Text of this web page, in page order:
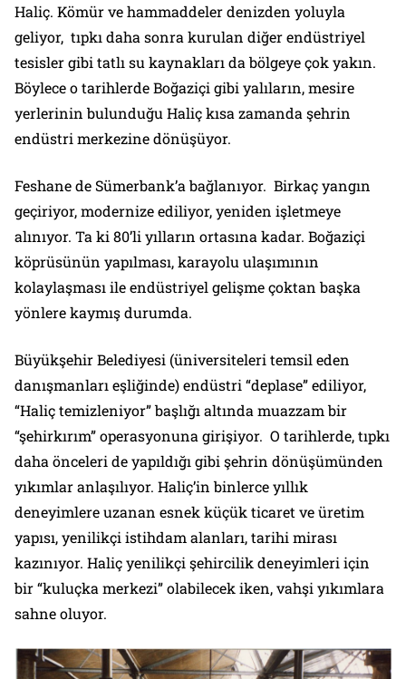
Haliç. Kömür ve hammaddeler denizden yoluyla
geliyor, tıpkı daha sonra kurulan diğer endüstriyel
tesisler gibi tatlı su kaynakları da bölgeye çok yakın.
Böylece o tarihlerde Boğaziçi gibi yalıların, mesire
yerlerinin bulunduğu Haliç kısa zamanda şehrin
endüstri merkezine dönüşüyor.
Feshane de Sümerbank’a bağlanıyor. Birkaç yangın
geçiriyor, modernize ediliyor, yeniden işletmeye
alınıyor. Ta ki 80’li yılların ortasına kadar. Boğaziçi
köprüsünün yapılması, karayolu ulaşımının
kolaylaşması ile endüstriyel gelişme çoktan başka
yönlere kaymış durumda.
Büyükşehir Belediyesi (üniversiteleri temsil eden
danışmanları eşliğinde) endüstri “deplase” ediliyor,
“Haliç temizleniyor” başlığı altında muazzam bir
“şehirkırım” operasyonuna girişiyor. O tarihlerde, tıpkı
daha önceleri de yapıldığı gibi şehrin dönüşümünden
yıkımlar anlaşılıyor. Haliç’in binlerce yıllık
deneyimlere uzanan esnek küçük ticaret ve üretim
yapısı, yenilikçi istihdam alanları, tarihi mirası
kazınıyor. Haliç yenilikçi şehircilik deneyimleri için
bir “kuluçka merkezi” olabilecek iken, vahşi yıkımlara
sahne oluyor.